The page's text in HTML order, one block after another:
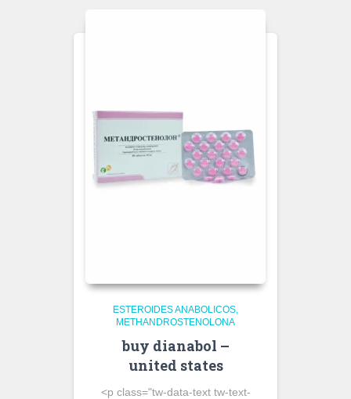
ESTEROIDES ANABOLICOS
METHANDROSTENOLONA
buy dianabol –
united states
<p class="tw-data-text tw-text-